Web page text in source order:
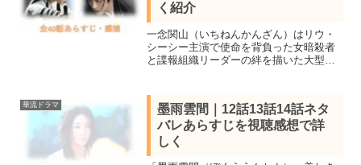
く紹介
一念関山（いちねんかんざん）はリウ・
シーシー主演で使命を背負った女暗殺者
と諜報組織リーダーの絆を描いた大型ロ
話を感想を交えてネタバレあらすじを詳
しく紹介します。
華流ドラマ
墨雨雲間｜12話13話14話ネタ
バレあらすじを視聴感想で詳
しく